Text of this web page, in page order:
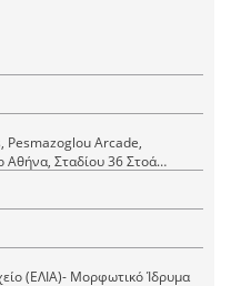
(ΕΛΙΑ)- Μορφωτικό Ίδρυμα